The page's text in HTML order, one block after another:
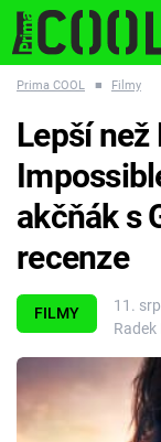
ESCAPE PLNEJ
Témata
Filmy
Seriály
Prima COOL ■ Filmy
FILMY
11.
Lepší než
akčňák s
recenze